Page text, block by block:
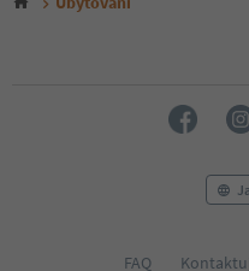
FAQ